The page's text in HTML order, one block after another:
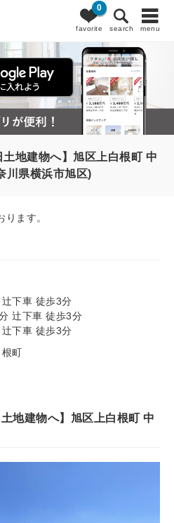
favorite
0
search menu
土地建物へ】旭区上白根町 中
川県横浜市旭区)
ます。
下車 徒歩3分
辻下車 徒歩3分
下車 徒歩3分
町
地建物へ】旭区上白根町 中